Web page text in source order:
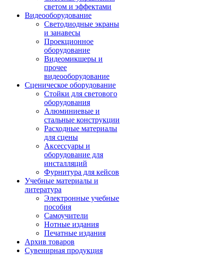
светом и эффектами
Видеооборудование
Светодиодные экраны
и занавесы
Проекционное
оборудование
Видеомикшеры и
прочее
видеооборудование
Сценическое оборудование
Стойки для светового
оборудования
Алюминиевые и
стальные конструкции
Расходные материалы
для сцены
Аксессуары и
оборудование для
инсталляций
Фурнитура для кейсов
Учебные материалы и
литература
Электронные учебные
пособия
Самоучители
Нотные издания
Печатные издания
Архив товаров
Сувенирная продукция